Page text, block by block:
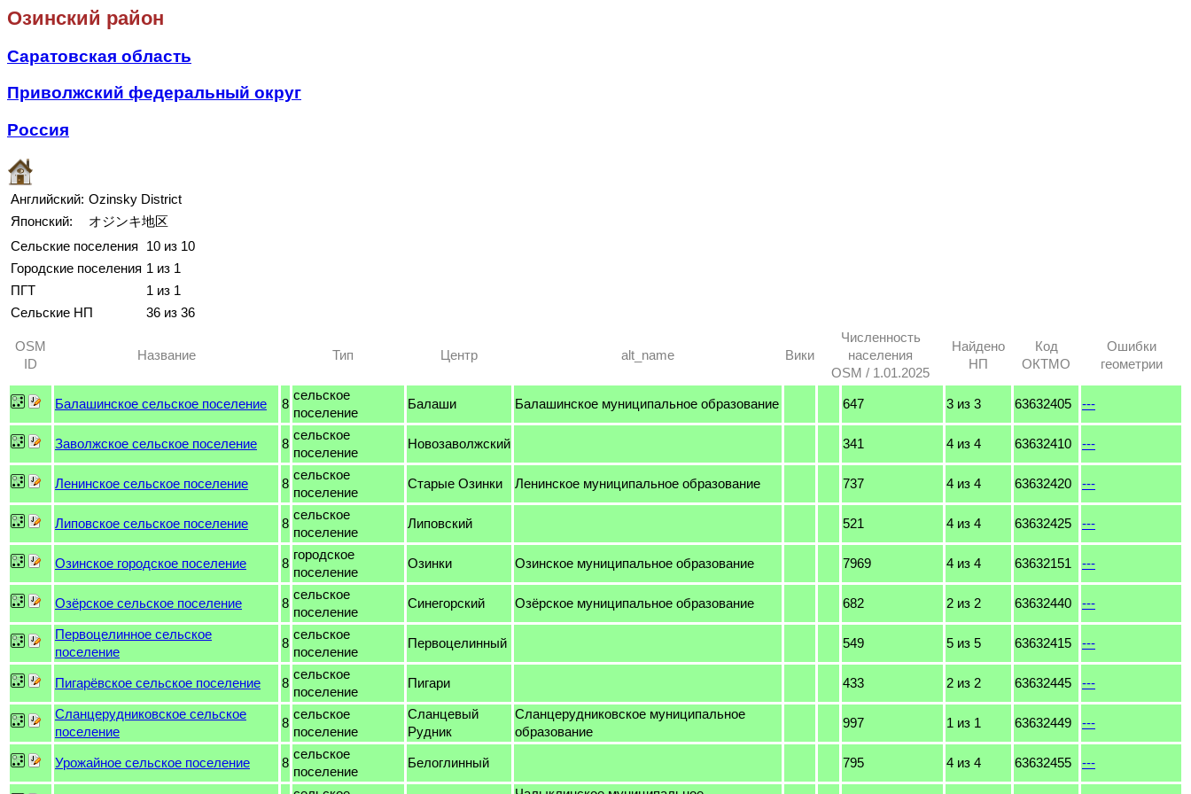
Озинский район
Саратовская область
Приволжский федеральный округ
Россия
Английский: Ozinsky District
Японский:
オジンキ地区
Сельские поселения
10 из 10
Городские поселения 1 из 1
ПГТ
1 из 1
Сельские НП
36 из 36
OSM
ID
Название Тип Центр alt_name Вики
Численность
населения
OSM / 1.01.2025
Найдено
НП
Код
ОКТМО
Ошибки
геометрии
Балашинское сельское поселение 8
сельское
поселение
Балаши Балашинское муниципальное образование 647 3 из 3 63632405 ---
Заволжское сельское поселение 8
сельское
поселение
Новозаволжский 341 4 из 4 63632410 ---
Ленинское сельское поселение 8
сельское
поселение
Старые Озинки Ленинское муниципальное образование 737 4 из 4 63632420 ---
Липовское сельское поселение 8
сельское
поселение
Липовский 521 4 из 4 63632425 ---
Озинское городское поселение 8
городское
поселение
Озинки Озинское муниципальное образование 7969 4 из 4 63632151 ---
Озёрское сельское поселение 8
сельское
поселение
Синегорский Озёрское муниципальное образование 682 2 из 2 63632440 ---
Первоцелинное сельское
поселение
8
сельское
поселение
Первоцелинный 549 5 из 5 63632415 ---
Пигарёвское сельское поселение 8
сельское
поселение
Пигари 433 2 из 2 63632445 ---
Сланцерудниковское сельское
поселение
8
сельское
поселение
Сланцевый
Рудник
Сланцерудниковское муниципальное
образование
997 1 из 1 63632449 ---
Урожайное сельское поселение 8
сельское
поселение
Белоглинный 795 4 из 4 63632455 ---